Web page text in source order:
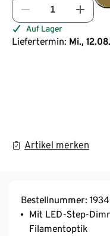
Auf Lager
Liefertermin: Mi.,
Artikel merken
Bestellnummer:
Mit LED-Step-
Filamentoptik